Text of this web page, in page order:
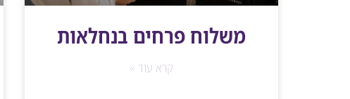
משלוח פרחים בנחלאות
קרא עוד »